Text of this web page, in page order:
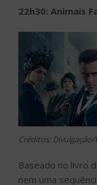
22h30: Animais
Créditos;
Baseado no livro
nem uma